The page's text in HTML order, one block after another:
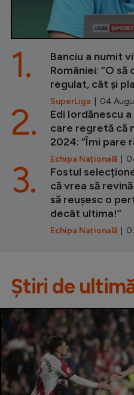
Banciu a numit
României: ”O
regulat, cât și
SuperLiga | 04
1.
Edi Iordănescu
care regretă că
2024: ”Îmi pare
Echipa Națională |
2.
Fostul
că vrea să
să reușesc o
decât ultima!”
Echipa Națională |
3.
Știri de